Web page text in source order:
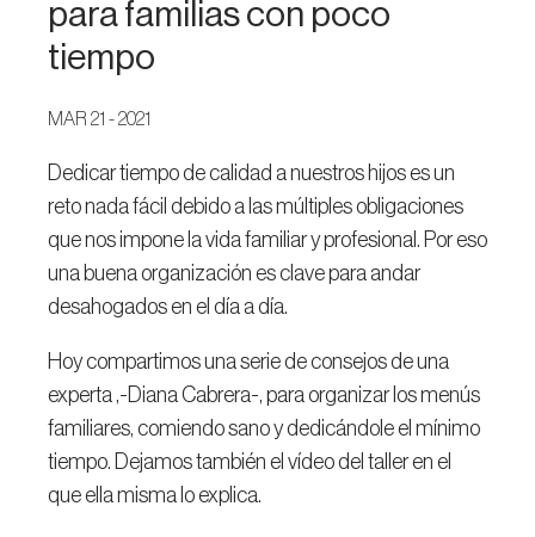
para familias con poco
tiempo
MAR 21 - 2021
Dedicar tiempo de calidad a nuestros hijos es un
reto nada fácil debido a las múltiples obligaciones
que nos impone la vida familiar y profesional. Por eso
una buena organización es clave para andar
desahogados en el día a día.
Hoy compartimos una serie de consejos de una
experta ,-Diana Cabrera-, para organizar los menús
familiares, comiendo sano y dedicándole el mínimo
tiempo. Dejamos también el vídeo del taller en el
que ella misma lo explica.